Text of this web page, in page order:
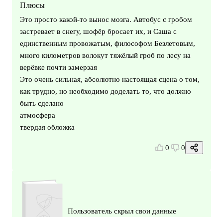
Плюсы
Это просто какой-то вынос мозга. Автобус с гробом
застревает в снегу, шофёр бросает их, и Саша с
единственным провожатым, философом Безлетовым,
много километров волокут тяжёлый гроб по лесу на
верёвке почти замерзая
Это очень сильная, абсолютно настоящая сцена о том,
как трудно, но необходимо доделать то, что должно
быть сделано
атмосфера
твердая обложка
0 0
Пользователь скрыл свои данные